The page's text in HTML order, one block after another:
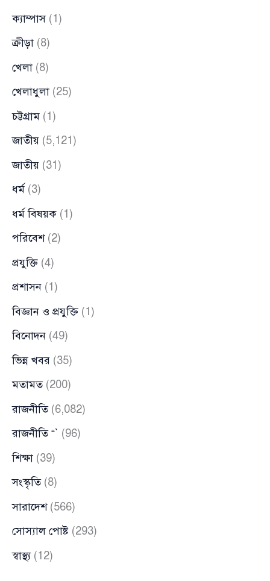
ক্যাম্পাস(1)
ক্রীড়া (8)
খেলা (8)
খেলাধুলা (25)
চট্টগ্রাম (1)
জাতীয় (5,121)
জাতীয় (31)
ধর্ম (3)
ধর্ম বিষয়ক (1)
পরিবেশ(2)
প্রযুক্তি (4)
প্রশাসন (1)
বিজ্ঞান ও প্রযুক্তি (1)
বিনোদন (49)
ভিন্ন খবর (35)
মতামত(200)
রাজনীতি(6,082)
রাজনীতি “` (96)
শিক্ষা (39)
সংস্কৃতি(8)
সারাদেশ(566)
সোস্যাল পোষ্ট (293)
স্বাস্থ্য(12)